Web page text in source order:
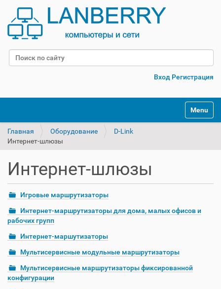
Поиск
Вход Регистрация
Главная Оборудование
D-Link
Интернет-шлюзы
Интернет-шлюзы
Игровые маршрутизаторы
Интернет-маршрутизаторы для дома, малых офисов и
рабочих групп
Интернет-маршутизаторы
Мультисервисные модульные маршрутизаторы
Мультисервисные маршрутизаторы фиксированной
конфигурации